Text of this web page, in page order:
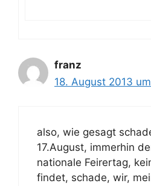
franz
18. August 2013
also, wie gesagt
17.August, immerhin
nationale Feirertag,
findet, schade, wir,